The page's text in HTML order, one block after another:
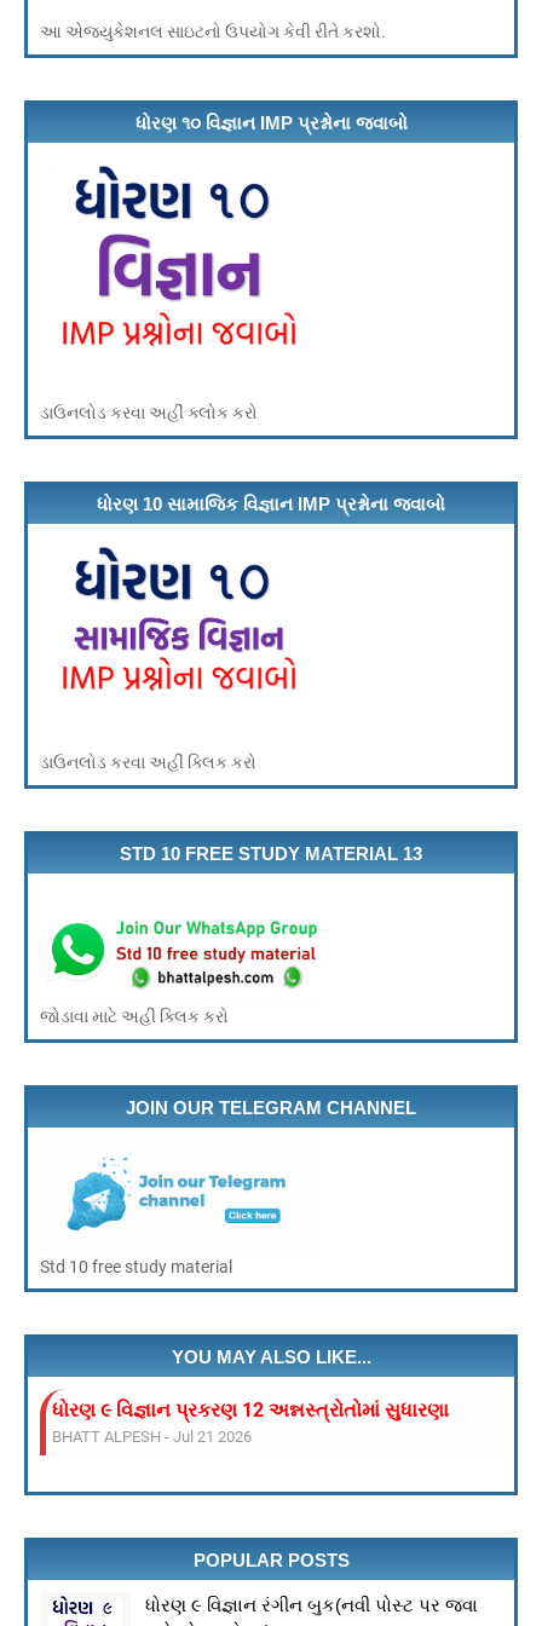
આ એજ્યુકેશનલ સાઇટનો ઉપયોગ કેવી રીતે કરશો.
ધોરણ ૧૦ વિજ્ઞાન IMP પ્રશ્નોના જવાબો
ડાઉનલોડ કરવા અહીં ક્લોક કરો
ધોરણ 10 સામાજિક વિજ્ઞાન IMP પ્રશ્નોના જવાબો
ડાઉનલોડ કરવા અહીં ક્લિક કરો
STD 10 FREE STUDY MATERIAL 13
જોડાવા માટે અહીં ક્લિક કરો
JOIN OUR TELEGRAM CHANNEL
Std 10 free study material
YOU MAY ALSO LIKE...
ધોરણ ૯ વિજ્ઞાન પ્રકરણ 12 અન્નસ્ત્રોતોમાં સુધારણા
BHATT ALPESH Jul 21 2026
BHATT ALPESH-Jul 21 2026
શૈક્ષણિક ગેમ ડાઉનલોડ કરો
BHATT ALPESH Mar 21 2026
VEER BAAL DIVAS 2025
POPULAR POSTS
ધોરણ ૯ વિજ્ઞાન રંગીન બુક(નવી પોસ્ટ પર જવા